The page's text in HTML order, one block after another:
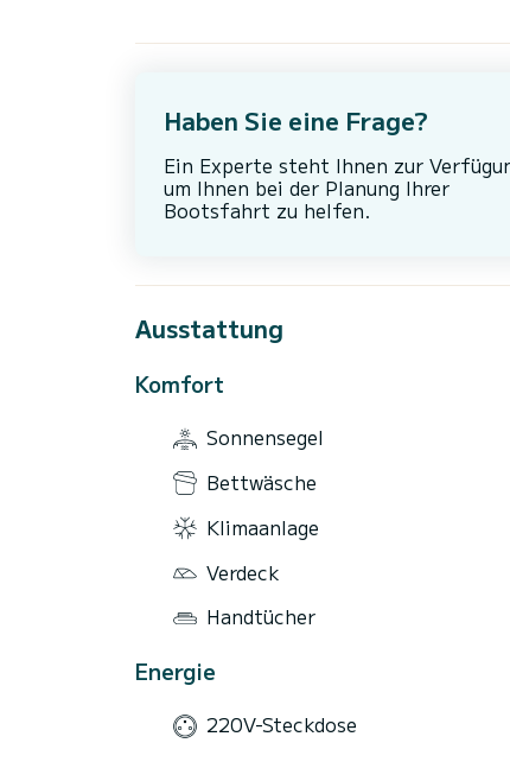
Haben Sie eine Frage?
Ein Experte steht Ihnen zur
um Ihnen bei der Planung Ihrer
Bootsfahrt zu helfen.
Ausstattung
Komfort
Sonnensegel
Bettwäsche
Klimaanlage
Verdeck
Handtücher
Energie
220V-Steckdose